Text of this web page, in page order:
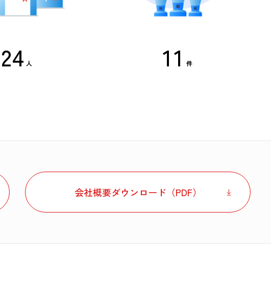
2
8
4
0
人 1
7
1
7
件
会社概要ダウンロード（PDF）